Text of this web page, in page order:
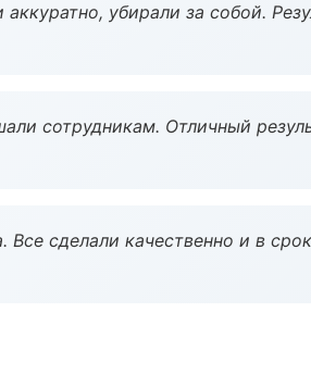
убирали за собой.
сотрудникам. Отличный
Все сделали качественно и в